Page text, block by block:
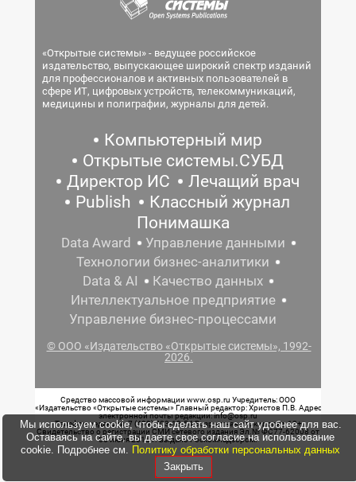
«Открытые системы» - ведущее российское
издательство, выпускающее широкий спектр изданий
для профессионалов и активных пользователей в
сфере ИТ, цифровых устройств, телекоммуникаций,
медицины и полиграфии, журналы для детей.
Компьютерный мир
Открытые системы.СУБД
Директор ИС
Лечащий врач
Publish
Классный журнал
Понимашка
Data Award
Управление данными
Технологии бизнес-аналитики
Data & AI
Качество данных
Интеллектуальное предприятие
Управление бизнес-процессами
© ООО «Издательство «Открытые системы», 1992-
2026.
Средство массовой информации www.osp.ru Учредитель: ООО
«Издательство «Открытые системы» Главный редактор: Христов П.В. Адрес
электронной почты редакции: info@osp.ru
Телефон редакции: 7 (499) 703-18-54 Возрастная маркировка: 12+
Свидетельство о регистрации СМИ сетевого издания Эл.№ ФС77-62008 от
05 июня 2015 г. выдано Роскомнадзором.
Мы используем cookie, чтобы сделать наш сайт удобнее для вас.
Оставаясь на сайте, вы даете свое согласие на использование
cookie. Подробнее см. Политику обработки персональных данных
Закрыть